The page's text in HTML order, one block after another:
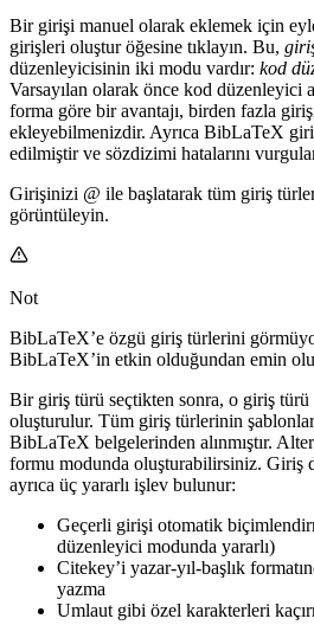
Bir girişi manuel olarak eklemek için
girişleri oluşturöğesine tıklayın. Bu,
düzenleyicisinin iki modu vardır: kod
Varsayılan olarak önce kod düzenleyici
forma göre bir avantajı, birden fazla
ekleyebilmenizdir. Ayrıca BibLaTeX
edilmiştir ve sözdizimi hatalarını
Girişinizi @ ile başlatarak tüm giriş
görüntüleyin.
Not
BibLaTeX’e özgü giriş türlerini
BibLaTeX’in etkin olduğundan emin
Bir giriş türü seçtikten sonra, o giriş
oluşturulur. Tüm giriş türlerinin
BibLaTeX belgelerinden alınmıştır.
formu modunda oluşturabilirsiniz. Giriş
ayrıca üç yararlı işlev bulunur:
Geçerli girişi otomatik
düzenleyici modunda yararlı)
Citekey’i yazar-yıl-başlık
yazma
Umlaut gibi özel karakterleri